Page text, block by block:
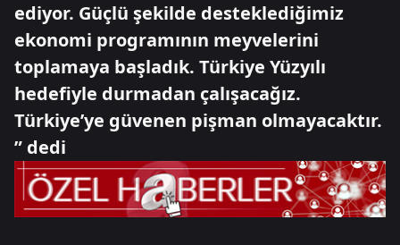
ediyor. Güçlü şekilde desteklediğimiz
ekonomi programının meyvelerini
toplamaya başladık. Türkiye Yüzyılı
hedefiyle durmadan çalışacağız.
Türkiye’ye güvenen pişman olmayacaktır.
” dedi